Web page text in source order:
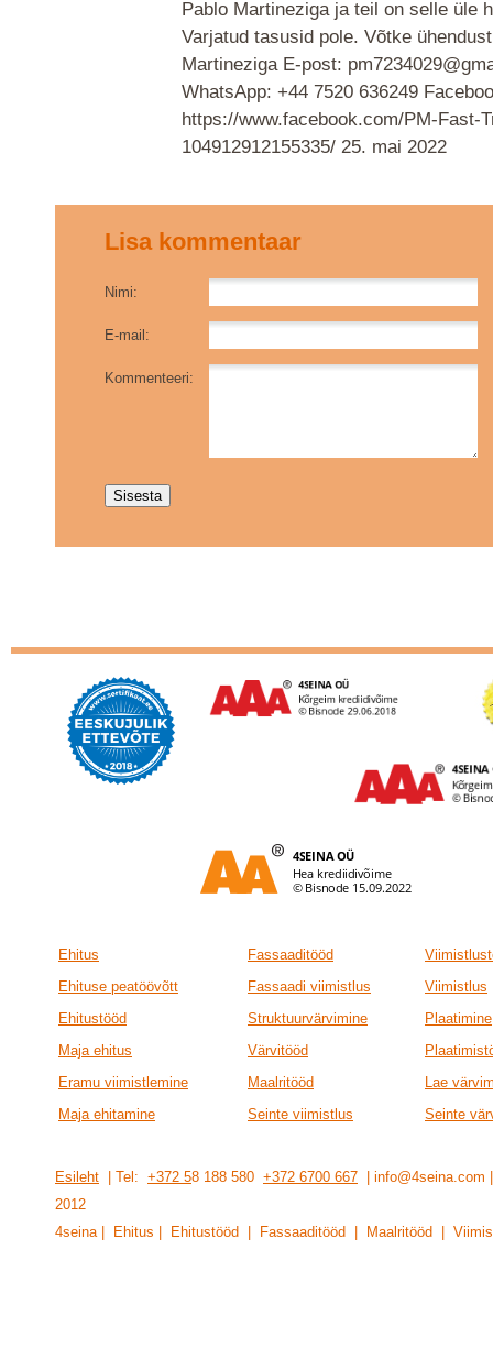
Pablo Martineziga ja teil on selle üle
Varjatud tasusid pole. Võtke
Martineziga E-post:
WhatsApp: +44 7520 636249
https://www.facebook.com/PM-Fast-
104912912155335/ 25. mai 2022
Lisa kommentaar
Nimi:
E-mail:
Kommenteeri:
Ehitus Fassaaditööd
Ehituse peatöövõtt
Fassaadi viimistlus
Viimistlus
Ehitustööd
Struktuurvärvimine
Plaatimine
Maja ehitus
Värvitööd
Eramu viimistlemine
Maalritööd
Lae
Maja ehitamine
Seinte viimistlus Seinte
Esileht | Tel: +372 58 188 580 +372 6700 667 |
201 2
4seina | Ehitus | Ehitustööd | Fassaaditööd | Maalritööd |